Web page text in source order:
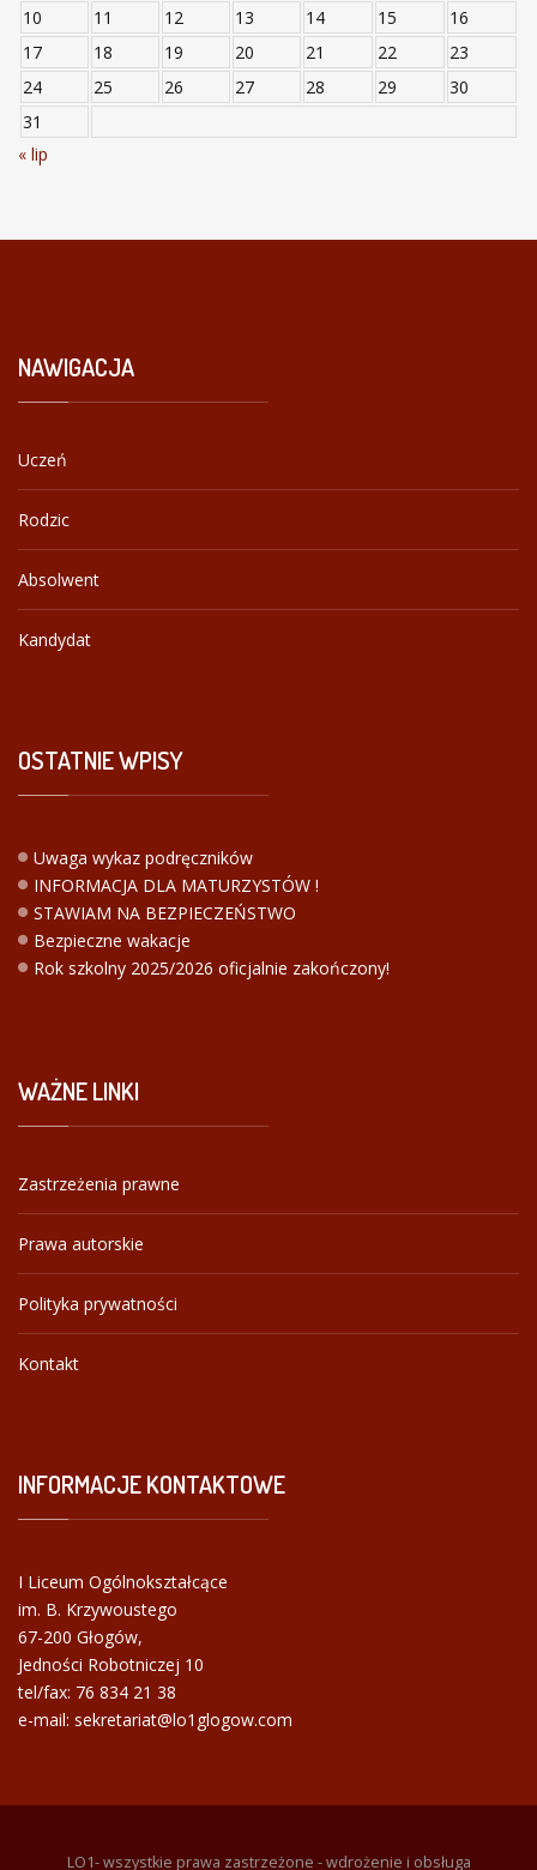
10
11 12 13 14 15
16
17
18 19 20 21 22
23
24
25 26 27 28 29
30
31
« lip
NAWIGACJA
Uczeń
Rodzic
Absolwent
Kandydat
OSTATNIEWPISY
Uwaga wykaz podręczników
INFORMACJA DLA MATURZYSTÓW !
STAWIAM NA BEZPIECZEŃSTWO
Bezpieczne wakacje
Rok szkolny 2025/2026 oficjalnie zakończony!
WAŻNELINKI
Zastrzeżenia prawne
Prawa autorskie
Polityka prywatności
Kontakt
INFORMACJEKONTAKTOWE
I Liceum Ogólnokształcące
im. B. Krzywoustego
67-200 Głogów,
Jedności Robotniczej 10
tel/fax: 76 834 21 38
e-mail: sekretariat@lo1glogow.com
LO1- wszystkie prawa zastrzeżone - wdrożenie i obsługa